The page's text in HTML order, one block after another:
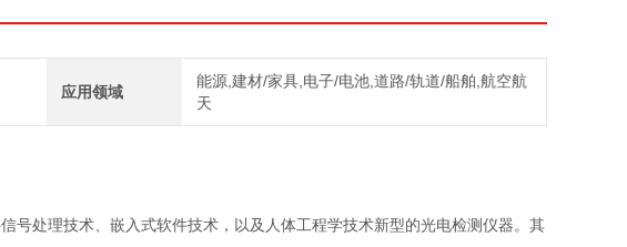
应用领域
能源,建材/家具,电子/电池,道路/轨道/船舶,航空航
天
号处理技术、嵌入式软件技术，以及人体工程学技术新型的光电检测仪器。其